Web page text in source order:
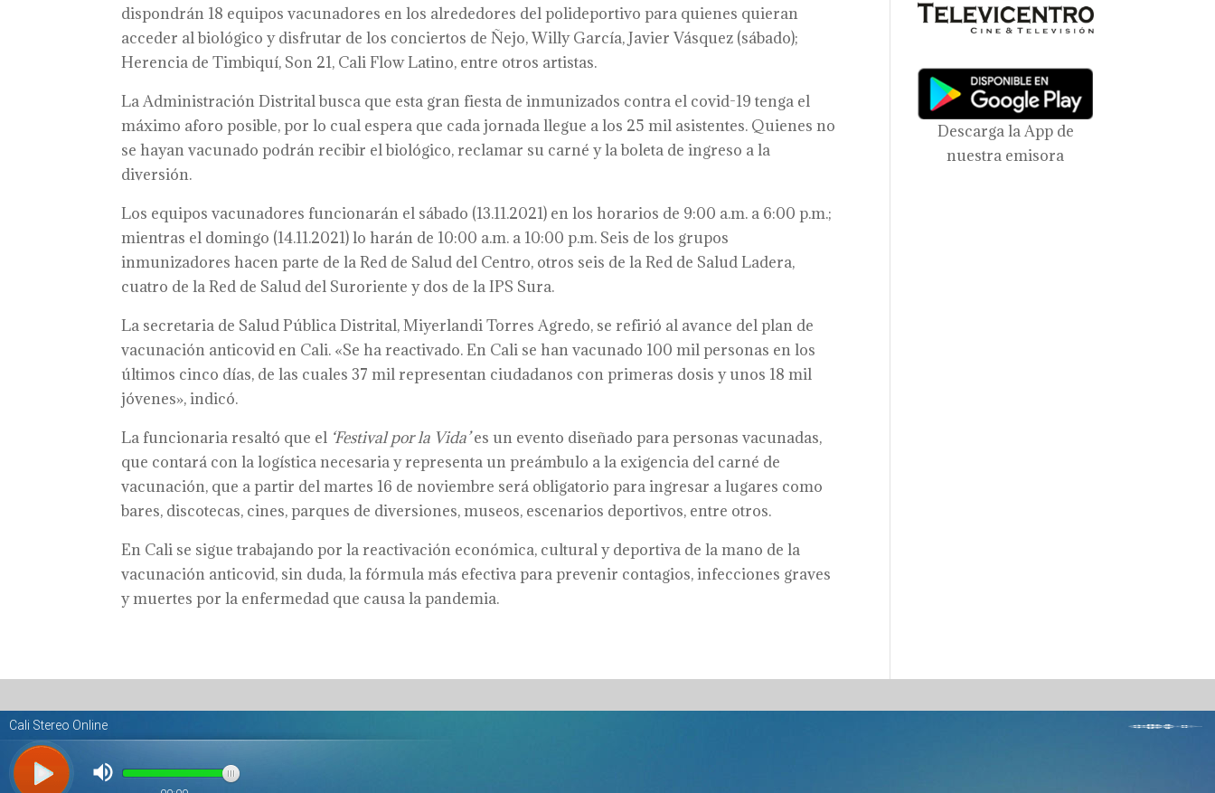
dispondrán 18 equipos vacunadores en los alrededores del polideportivo para quienes quieran
acceder al biológico y disfrutar de los conciertos de Ñejo, Willy García, Javier Vásquez (sábado);
Herencia de Timbiquí, Son 21, Cali Flow Latino, entre otros artistas.
La Administración Distrital busca que esta gran fiesta de inmunizados contra el covid-19 tenga el
máximo aforo posible, por lo cual espera que cada jornada llegue a los 25 mil asistentes. Quienes no
se hayan vacunado podrán recibir el biológico, reclamar su carné y la boleta de ingreso a la
diversión.
Los equipos vacunadores funcionarán el sábado (13.11.2021) en los horarios de 9:00 a.m. a 6:00 p.m.;
mientras el domingo (14.11.2021) lo harán de 10:00 a.m. a 10:00 p.m. Seis de los grupos
inmunizadores hacen parte de la Red de Salud del Centro, otros seis de la Red de Salud Ladera,
cuatro de la Red de Salud del Suroriente y dos de la IPS Sura.
La secretaria de Salud Pública Distrital, Miyerlandi Torres Agredo, se refirió al avance del plan de
vacunación anticovid en Cali. «Se ha reactivado. En Cali se han vacunado 100 mil personas en los
últimos cinco días, de las cuales 37 mil representan ciudadanos con primeras dosis y unos 18 mil
jóvenes», indicó.
La funcionaria resaltó que el ‘Festival por la Vida’es un evento diseñado para personas vacunadas,
que contará con la logística necesaria y representa un preámbulo a la exigencia del carné de
vacunación, que a partir del martes 16 de noviembre será obligatorio para ingresar a lugares como
bares, discotecas, cines, parques de diversiones, museos, escenarios deportivos, entre otros.
En Cali se sigue trabajando por la reactivación económica, cultural y deportiva de la mano de la
vacunación anticovid, sin duda, la fórmula más efectiva para prevenir contagios, infecciones graves
y muertes por la enfermedad que causa la pandemia.
Descarga la App de
nuestra emisora